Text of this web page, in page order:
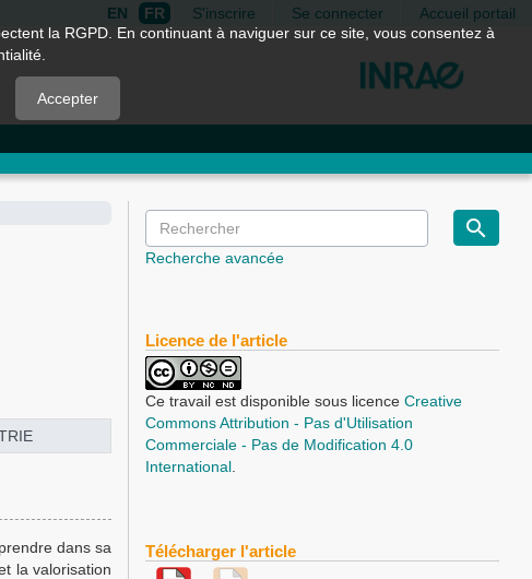
EN FR S'inscrire Se connecter Accueil portail
dans sa
la valorisation
Recherche avancée
Licence de l'article
Ce travail est disponible sous licenceCreative
Commons Attribution - Pas d'Utilisation
Commerciale - Pas de Modification 4.0
International
Télécharger l'article
la RGPD. En continuant à naviguer sur ce site, vous consentez à
Accepter